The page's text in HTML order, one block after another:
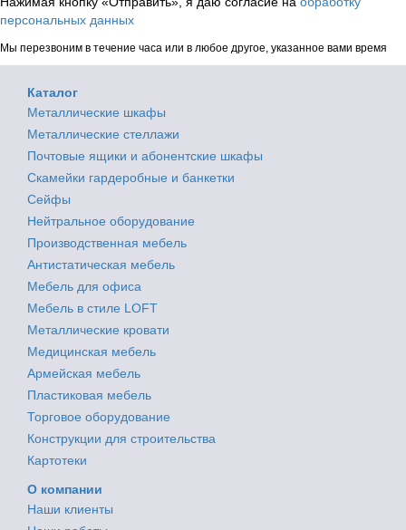
персональных данных
Мы перезвоним в течение часа или в любое другое, указанное вами время
Каталог
Металлические шкафы
Металлические стеллажи
Почтовые ящики и абонентские шкафы
Скамейки гардеробные и банкетки
Сейфы
Нейтральное оборудование
Производственная мебель
Антистатическая мебель
Мебель для офиса
Мебель в стиле LOFT
Металлические кровати
Медицинская мебель
Армейская мебель
Пластиковая мебель
Торговое оборудование
Конструкции для строительства
Картотеки
О компании
Наши клиенты